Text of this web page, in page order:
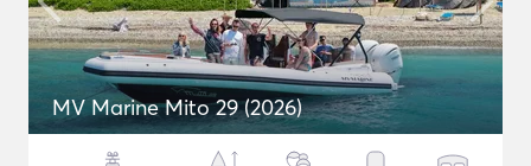
MV Marine Mito 29 (2026)